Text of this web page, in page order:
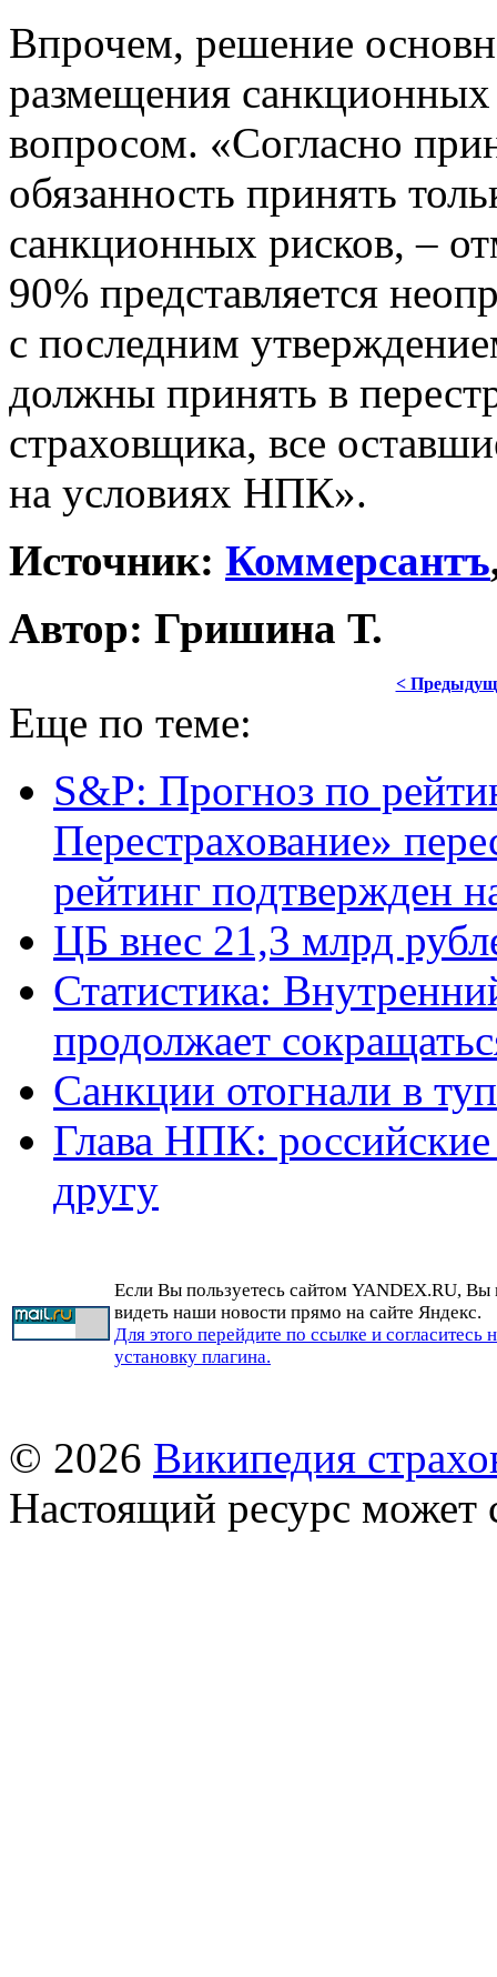
Впрочем, решение
размещения санкционных
вопросом. «Согласно
обязанность принять
санкционных рисков, –
90% представляется
с последним
должны принять в
страховщика, все
на условиях НПК».
Источник: Коммерсантъ
Автор: Гришина Т.
<
Еще по теме:
S&P: Прогноз по
Перестрахование»
рейтинг подтвержден
ЦБ внес 21,3 млрд
Статистика:
продолжает
Санкции отогнали в
Глава НПК:
другу
Если Вы пользуетесь сайтом YANDEX.RU, Вы
видеть наши новости прямо на сайте Яндекс.
Для этого перейдите по ссылке и согласитесь
установку плагина.
© 2026 Википедия
Настоящий ресурс может